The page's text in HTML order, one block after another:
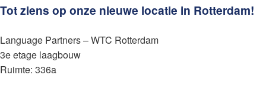
Tot ziens op onze nieuwe locatie in Rotterdam!
Language Partners – WTC Rotterdam
3e etage laagbouw
Ruimte: 336a